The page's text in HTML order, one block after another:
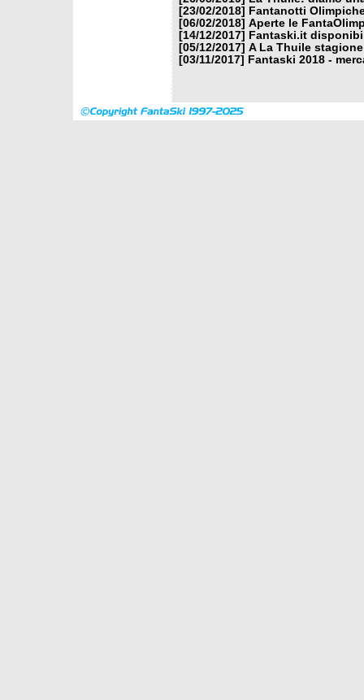
[23/02/2018]
Fantanotti
[06/02/2018] Aperte le
[14/12/2017]
Fantaski.it
[05/12/2017] A La Thuile
[03/11/2017]
Fantaski 2018 -